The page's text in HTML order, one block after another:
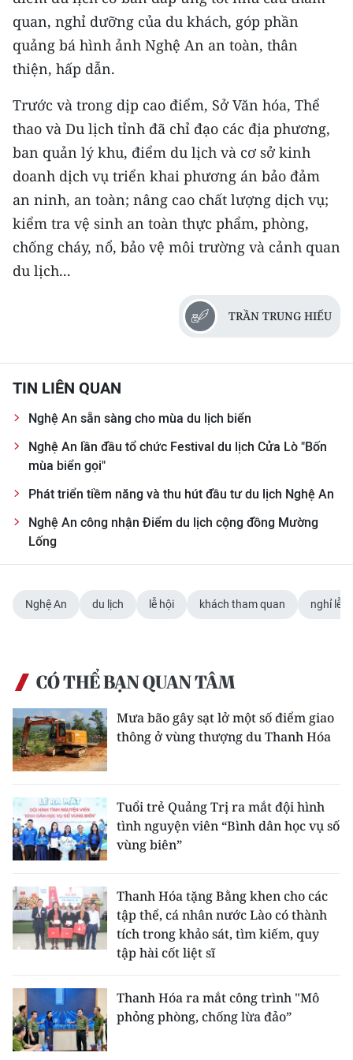
TIN MỚI
TIN ĐỊA PHƯƠNG
Đồng bằng sông Hồng
Bắc Trung Bộ
Duyên hải Nam Trung Bộ và Tây
Nguyên
Đông Nam Bộ
Đồng bằng sông Cửu Long
CHUYÊN ĐỀ
CÁC CHUYÊN TRANG
VỀ BÁO NHÂN DÂN
THỜI NAY
NHÂN DÂN CUỐI TUẦN
ENGLISH
中文
РУССКИЙ
한국어
quan, nghỉ dưỡng của du khách, góp phần
quảng bá hình ảnh Nghệ An an toàn, thân
thiện, hấp dẫn.
Trước và trong dịp cao điểm, Sở Văn hóa, Thể
thao và Du lịch tỉnh đã chỉ đạo các địa phương,
ban quản lý khu, điểm du lịch và cơ sở kinh
doanh dịch vụ triển khai phương án bảo đảm
an ninh, an toàn; nâng cao chất lượng dịch vụ;
kiểm tra vệ sinh an toàn thực phẩm, phòng,
chống cháy, nổ, bảo vệ môi trường và cảnh quan
du lịch...
TRẦN TRUNG HIẾU
TIN LIÊN QUAN
Nghệ An sẵn sàng cho mùa du lịch biển
Nghệ An lần đầu tổ chức Festival du lịch Cửa Lò "Bốn
mùa biển gọi"
Phát triển tiềm năng và thu hút đầu tư du lịch Nghệ An
Nghệ An công nhận Điểm du lịch cộng đồng Mường
Lống
Nghệ An du lịch lễ hội khách tham quan nghỉ lễ
CÓ THỂ BẠN QUAN TÂM
Mưa bão gây sạt lở một số điểm giao
thông ở vùng thượng du Thanh Hóa
Tuổi trẻ Quảng Trị ra mắt đội hình
tình nguyện viên “Bình dân học vụ số
vùng biên”
Thanh Hóa tặng Bằng khen cho các
tập thể, cá nhân nước Lào có thành
tích trong khảo sát, tìm kiếm, quy
tập hài cốt liệt sĩ
Thanh Hóa ra mắt công trình "Mô
phỏng phòng, chống lừa đảo”